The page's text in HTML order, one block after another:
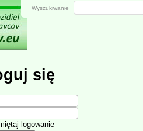
się
logowanie
Wyszukiwanie